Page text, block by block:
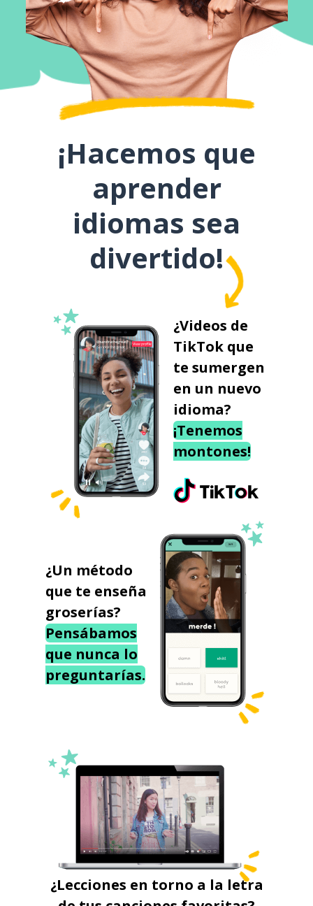
¡Hacemos que
aprender
idiomas sea
divertido!
¿Videos de
TikTok que
te sumergen
en un nuevo
idioma?
¡Tenemos
montones!
¿Un método
que te enseña
groserías?
Pensábamos
que nunca lo
preguntarías.
¿Lecciones en torno a la letra